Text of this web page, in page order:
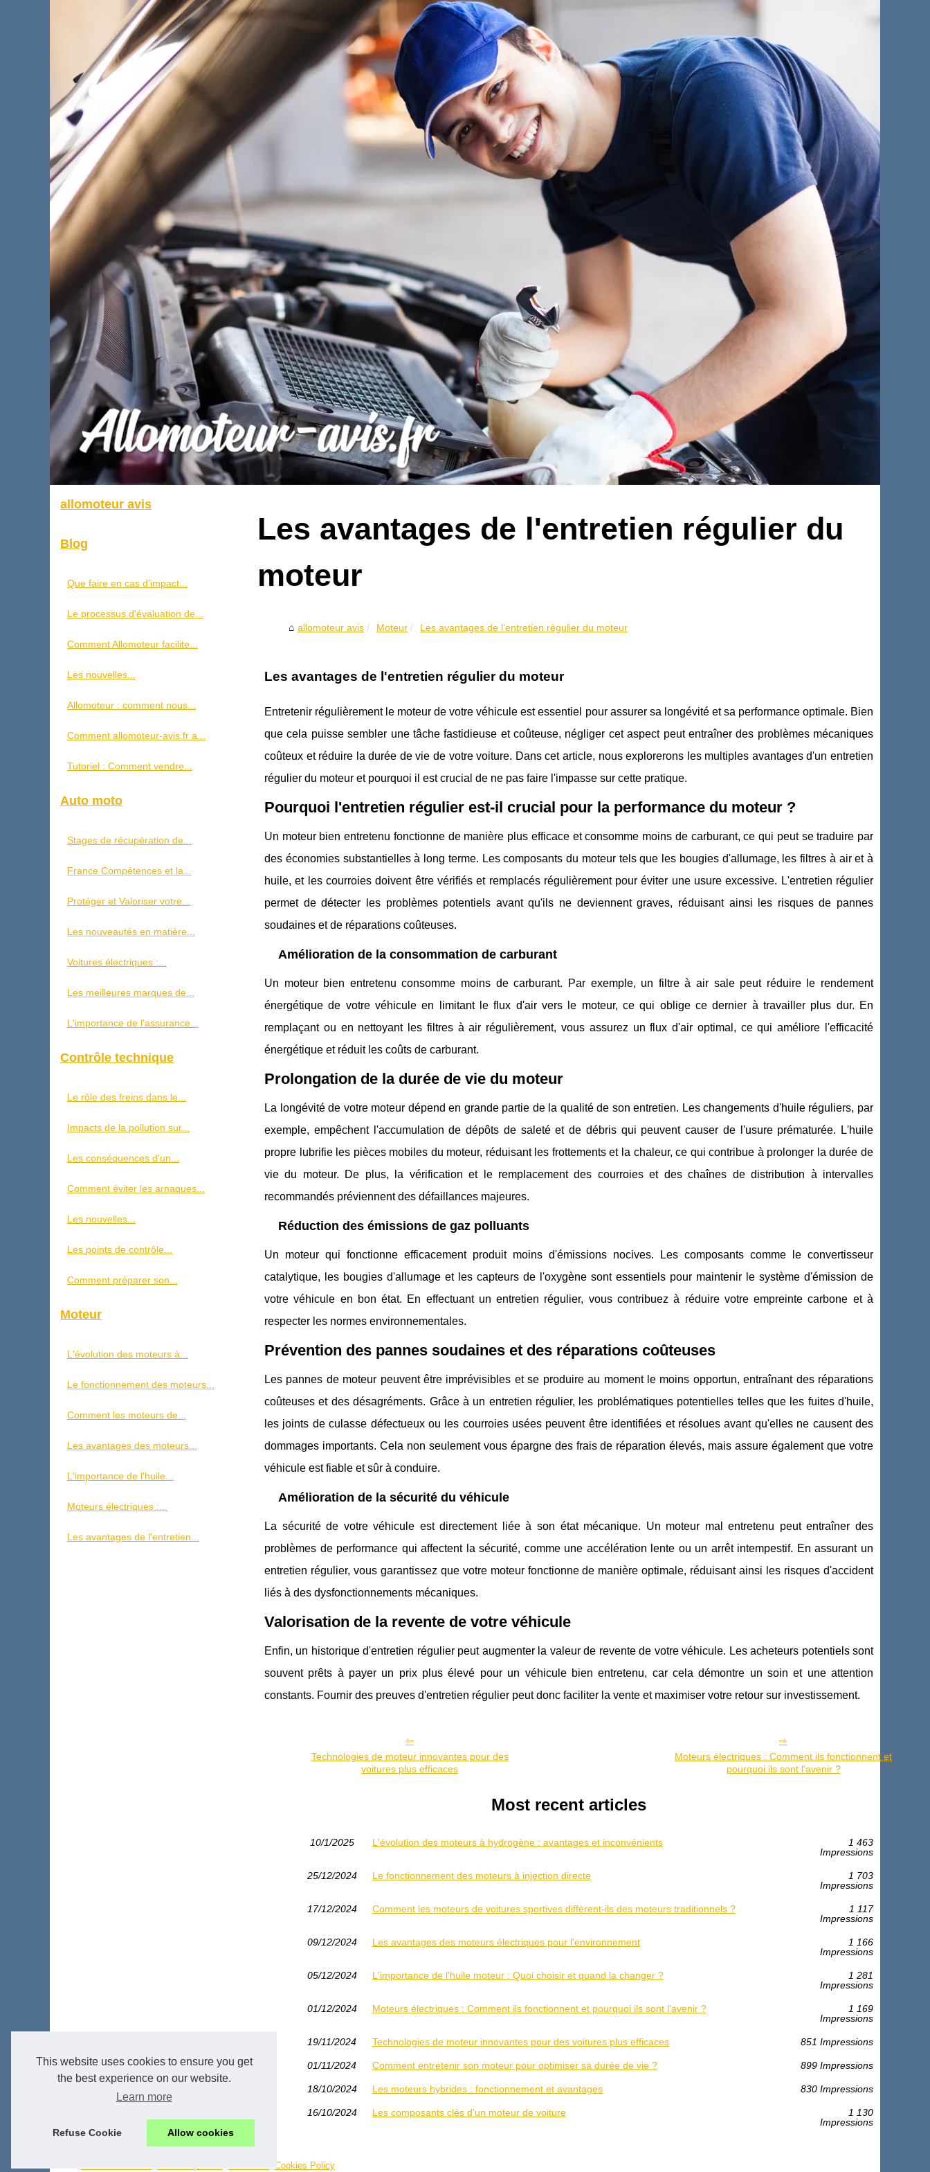
This website uses cookies to ensure you get
the best experience on our website.
Learn more
Refuse Cookie Allow cookies
Les avantages de l'entretien régulier du
moteur
allomoteur avis Moteur Les avantages de l'entretien régulier du moteur
Les avantages de l'entretien régulier du moteur
Entretenir régulièrement le moteur de votre véhicule est essentiel pour assurer sa longévité et sa performance optimale. Bien
que cela puisse sembler une tâche fastidieuse et coûteuse, négliger cet aspect peut entraîner des problèmes mécaniques
coûteux et réduire la durée de vie de votre voiture. Dans cet article, nous explorerons les multiples avantages d'un entretien
régulier du moteur et pourquoi il est crucial de ne pas faire l'impasse sur cette pratique.
Pourquoi l'entretien régulier est-il crucial pour la performance du moteur ?
Un moteur bien entretenu fonctionne de manière plus efficace et consomme moins de carburant, ce qui peut se traduire par
des économies substantielles à long terme. Les composants du moteur tels que les bougies d'allumage, les filtres à air et à
huile, et les courroies doivent être vérifiés et remplacés régulièrement pour éviter une usure excessive. L'entretien régulier
permet de détecter les problèmes potentiels avant qu'ils ne deviennent graves, réduisant ainsi les risques de pannes
soudaines et de réparations coûteuses.
Amélioration de la consommation de carburant
Un moteur bien entretenu consomme moins de carburant. Par exemple, un filtre à air sale peut réduire le rendement
énergétique de votre véhicule en limitant le flux d'air vers le moteur, ce qui oblige ce dernier à travailler plus dur. En
remplaçant ou en nettoyant les filtres à air régulièrement, vous assurez un flux d'air optimal, ce qui améliore l'efficacité
énergétique et réduit les coûts de carburant.
Prolongation de la durée de vie du moteur
La longévité de votre moteur dépend en grande partie de la qualité de son entretien. Les changements d'huile réguliers, par
exemple, empêchent l'accumulation de dépôts de saleté et de débris qui peuvent causer de l'usure prématurée. L'huile
propre lubrifie les pièces mobiles du moteur, réduisant les frottements et la chaleur, ce qui contribue à prolonger la durée de
vie du moteur. De plus, la vérification et le remplacement des courroies et des chaînes de distribution à intervalles
recommandés préviennent des défaillances majeures.
Réduction des émissions de gaz polluants
Un moteur qui fonctionne efficacement produit moins d'émissions nocives. Les composants comme le convertisseur
catalytique, les bougies d'allumage et les capteurs de l'oxygène sont essentiels pour maintenir le système d'émission de
votre véhicule en bon état. En effectuant un entretien régulier, vous contribuez à réduire votre empreinte carbone et à
respecter les normes environnementales.
Prévention des pannes soudaines et des réparations coûteuses
Les pannes de moteur peuvent être imprévisibles et se produire au moment le moins opportun, entraînant des réparations
coûteuses et des désagréments. Grâce à un entretien régulier, les problématiques potentielles telles que les fuites d'huile,
les joints de culasse défectueux ou les courroies usées peuvent être identifiées et résolues avant qu'elles ne causent des
dommages importants. Cela non seulement vous épargne des frais de réparation élevés, mais assure également que votre
véhicule est fiable et sûr à conduire.
Amélioration de la sécurité du véhicule
La sécurité de votre véhicule est directement liée à son état mécanique. Un moteur mal entretenu peut entraîner des
problèmes de performance qui affectent la sécurité, comme une accélération lente ou un arrêt intempestif. En assurant un
entretien régulier, vous garantissez que votre moteur fonctionne de manière optimale, réduisant ainsi les risques d'accident
liés à des dysfonctionnements mécaniques.
Valorisation de la revente de votre véhicule
Enfin, un historique d'entretien régulier peut augmenter la valeur de revente de votre véhicule. Les acheteurs potentiels sont
souvent prêts à payer un prix plus élevé pour un véhicule bien entretenu, car cela démontre un soin et une attention
constants. Fournir des preuves d'entretien régulier peut donc faciliter la vente et maximiser votre retour sur investissement.
Technologies de moteur innovantes pour des
voitures plus efficaces
Moteurs électriques : Comment ils fonctionnent et
pourquoi ils sont l'avenir ?
Most recent articles
10/1/2025 L'évolution des moteurs à hydrogène : avantages et inconvénients
1 463
Impressions
25/12/2024 Le fonctionnement des moteurs à injection directe
1 703
Impressions
17/12/2024 Comment les moteurs de voitures sportives diffèrent-ils des moteurs traditionnels ?
1 117
Impressions
09/12/2024 Les avantages des moteurs électriques pour l'environnement
1 166
Impressions
05/12/2024 L'importance de l'huile moteur : Quoi choisir et quand la changer ?
1 281
Impressions
01/12/2024 Moteurs électriques : Comment ils fonctionnent et pourquoi ils sont l'avenir ?
1 169
Impressions
19/11/2024 Technologies de moteur innovantes pour des voitures plus efficaces 851 Impressions
01/11/2024 Comment entretenir son moteur pour optimiser sa durée de vie ? 899 Impressions
18/10/2024 Les moteurs hybrides : fonctionnement et avantages 830 Impressions
16/10/2024 Les composants clés d'un moteur de voiture
1 130
Impressions
allomoteur avis
Blog
Que faire en cas d’impact...
Le processus d'évaluation de...
Comment Allomoteur facilite...
Les nouvelles...
Allomoteur : comment nous...
Comment allomoteur-avis.fr a...
Tutoriel : Comment vendre...
Auto moto
Stages de récupération de...
France Compétences et la...
Protéger et Valoriser votre...
Les nouveautés en matière...
Voitures électriques :...
Les meilleures marques de...
L'importance de l'assurance...
Contrôle technique
Le rôle des freins dans le...
Impacts de la pollution sur...
Les conséquences d'un...
Comment éviter les arnaques...
Les nouvelles...
Les points de contrôle...
Comment préparer son...
Moteur
L'évolution des moteurs à...
Le fonctionnement des moteurs...
Comment les moteurs de...
Les avantages des moteurs...
L'importance de l'huile...
Moteurs électriques :...
Les avantages de l'entretien...
Cookies Policy